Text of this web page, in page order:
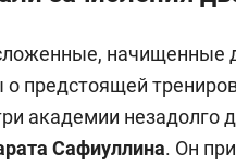
начищенные
о предстоящей
академии незадолго
Сафиуллина. Он